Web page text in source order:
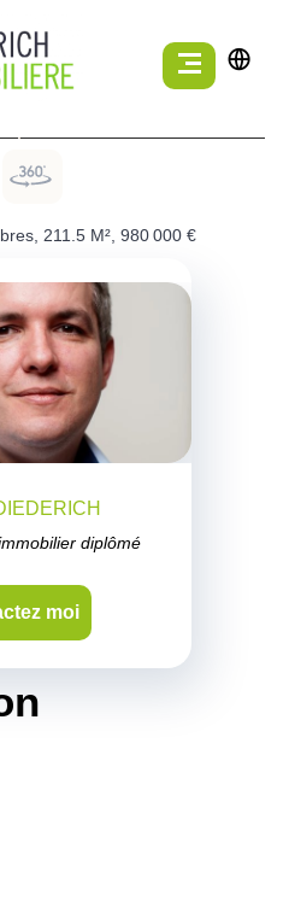
211.5 M², 980 000 €
diplômé
moi